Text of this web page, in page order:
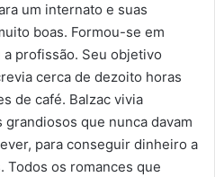
um internato e suas
boas. Formou-se em
profissão. Seu objetivo
cerca de dezoito horas
de café. Balzac vivia
que nunca davam
para conseguir dinheiro a
Todos os romances que